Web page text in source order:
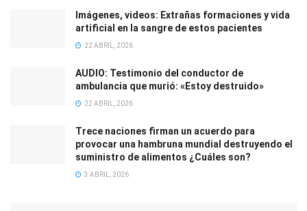
Imágenes, videos: Extrañas formaciones y vida
artificial en la sangre de estos pacientes
22 ABRIL, 2026
AUDIO: Testimonio del conductor de
ambulancia que murió: «Estoy destruido»
22 ABRIL, 2026
Trece naciones firman un acuerdo para
provocar una hambruna mundial destruyendo el
suministro de alimentos ¿Cuáles son?
3 ABRIL, 2026